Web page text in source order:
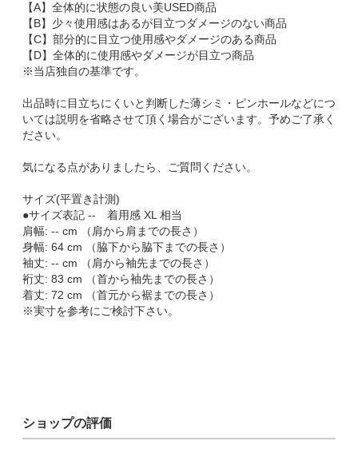
【A】全体的に状態の良い美USED商品
【B】少々使用感はあるが目立つダメージのない商品
【C】部分的に目立つ使用感やダメージのある商品
【D】全体的に使用感やダメージが目立つ商品
※当店独自の基準です。
出品時に目立ちにくいと判断した薄シミ・ピンホールなどにつ
いては説明を省略させて頂く場合がございます。予めご了承く
ださい。
気になる点がありましたら、ご質問ください。
サイズ(平置き計測)
●サイズ表記 -- 着用感 XL 相当
肩幅: -- cm （肩から肩までの長さ）
身幅: 64 cm （脇下から脇下までの長さ）
袖丈: -- cm （肩から袖先までの長さ）
裄丈: 83 cm （首から袖先までの長さ）
着丈: 72 cm （首元から裾までの長さ）
※実寸を参考にご検討下さい。
ショップの評価